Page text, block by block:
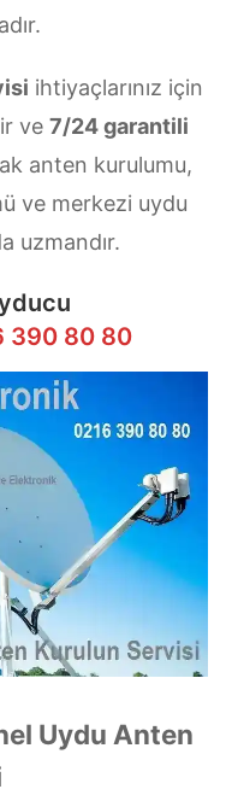
ihtiyaçlarınız için
ve 7/24 garantili
anten kurulumu,
ve merkezi uydu
uzmandır.
390 80 80
Uydu Anten